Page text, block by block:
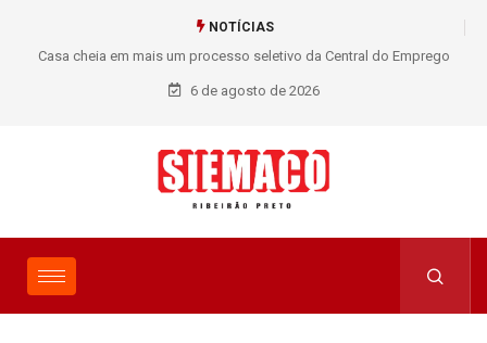
NOTÍCIAS
Casa cheia em mais um processo seletivo da Central do Emprego
SIEMACO!
6 de agosto de 2026